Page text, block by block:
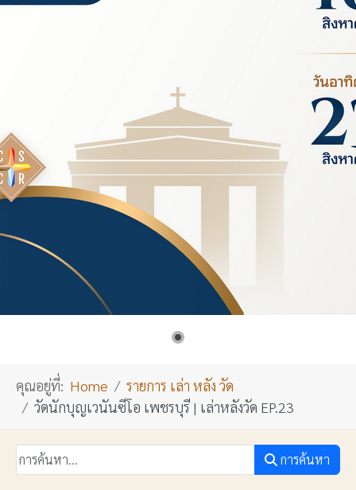
คุณอยู่ที่: Home
รายการ เล่า หลัง วัด
วัดนักบุญเวนันซีโอ เพชรบุรี | เล่าหลังวัด EP.23
การค้นหา